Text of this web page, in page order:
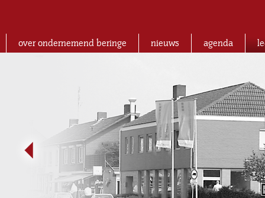
over ondernemend beringe nieuws agenda